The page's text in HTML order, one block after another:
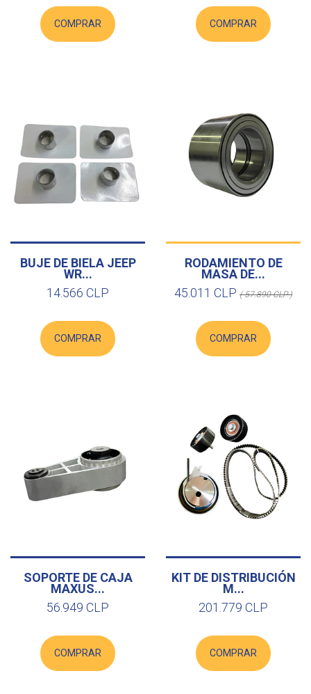
COMPRAR COMPRAR
BUJE DE BIELA JEEP
WR...
14.566 CLP
COMPRAR
RODAMIENTO DE
MASA DE...
45.011 CLP ( 57.890 CLP )
COMPRAR
SOPORTE DE CAJA
MAXUS...
56.949 CLP
COMPRAR
KIT DE DISTRIBUCIÓN
M...
201.779 CLP
COMPRAR